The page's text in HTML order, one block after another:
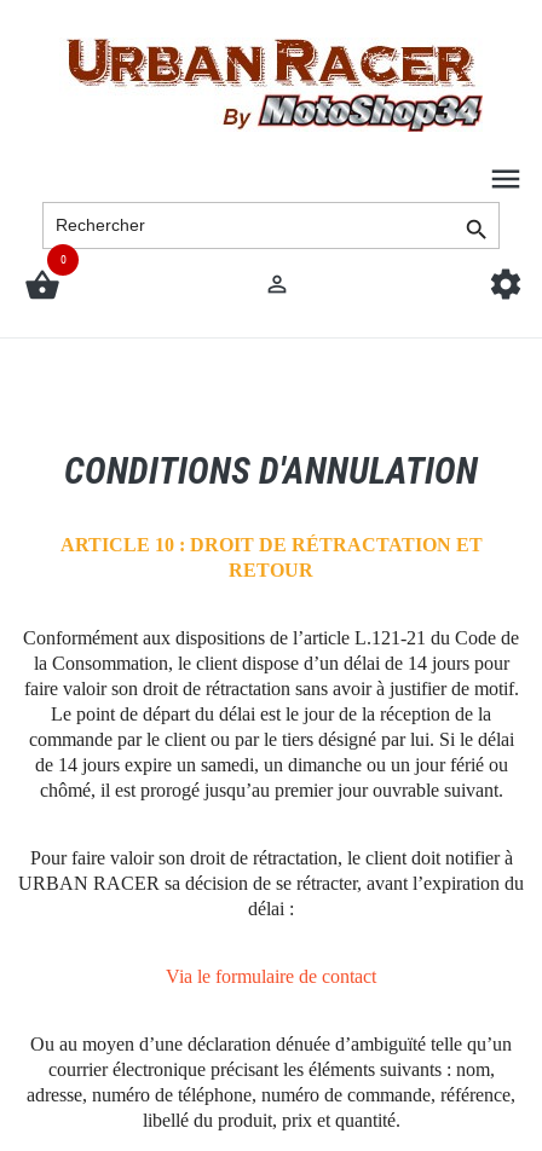


0
 
CONDITIONS D'ANNULATION
ARTICLE 10 : DROIT DE RÉTRACTATION ET
RETOUR
Conformément aux dispositions de l’article L.121-21 du Code de
la Consommation, le client dispose d’un délai de 14 jours pour
faire valoir son droit de rétractation sans avoir à justifier de motif.
Le point de départ du délai est le jour de la réception de la
commande par le client ou par le tiers désigné par lui. Si le délai
de 14 jours expire un samedi, un dimanche ou un jour férié ou
chômé, il est prorogé jusqu’au premier jour ouvrable suivant.
Pour faire valoir son droit de rétractation, le client doit notifier à
URBAN RACER sa décision de se rétracter, avant l’expiration du
délai :
Via le formulaire de contact
Ou au moyen d’une déclaration dénuée d’ambiguïté telle qu’un
courrier électronique précisant les éléments suivants : nom,
adresse, numéro de téléphone, numéro de commande, référence,
libellé du produit, prix et quantité.